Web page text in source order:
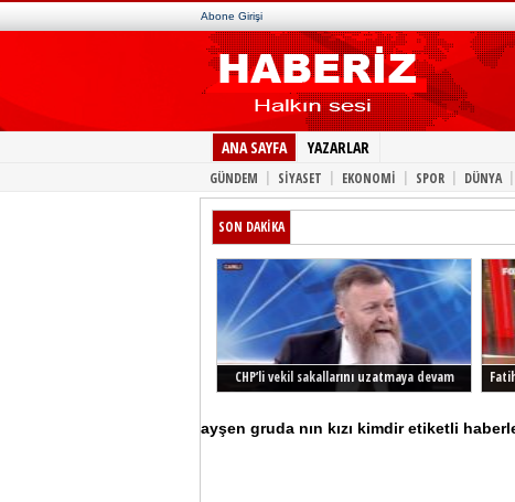
Abone Girişi
ANA SAYFA YAZARLAR
GÜNDEM | SİYASET | EKONOMİ | SPOR | DÜNYA |
SON DAKİKA
CHP’li vekil sakallarını uzatmaya devam
ayşen gruda nın kızı kimdir etiketli